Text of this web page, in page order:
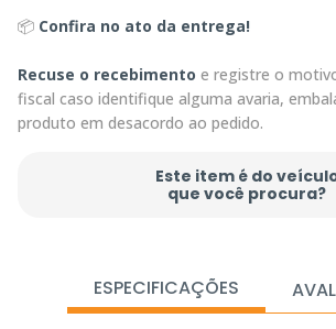
📦 Confira no ato da entrega!
Recuse o recebimento e registre o
fiscal caso identifique alguma avaria,
produto em desacordo ao pedido.
Este item é do
que você procura?
ESPECIFICAÇÕES